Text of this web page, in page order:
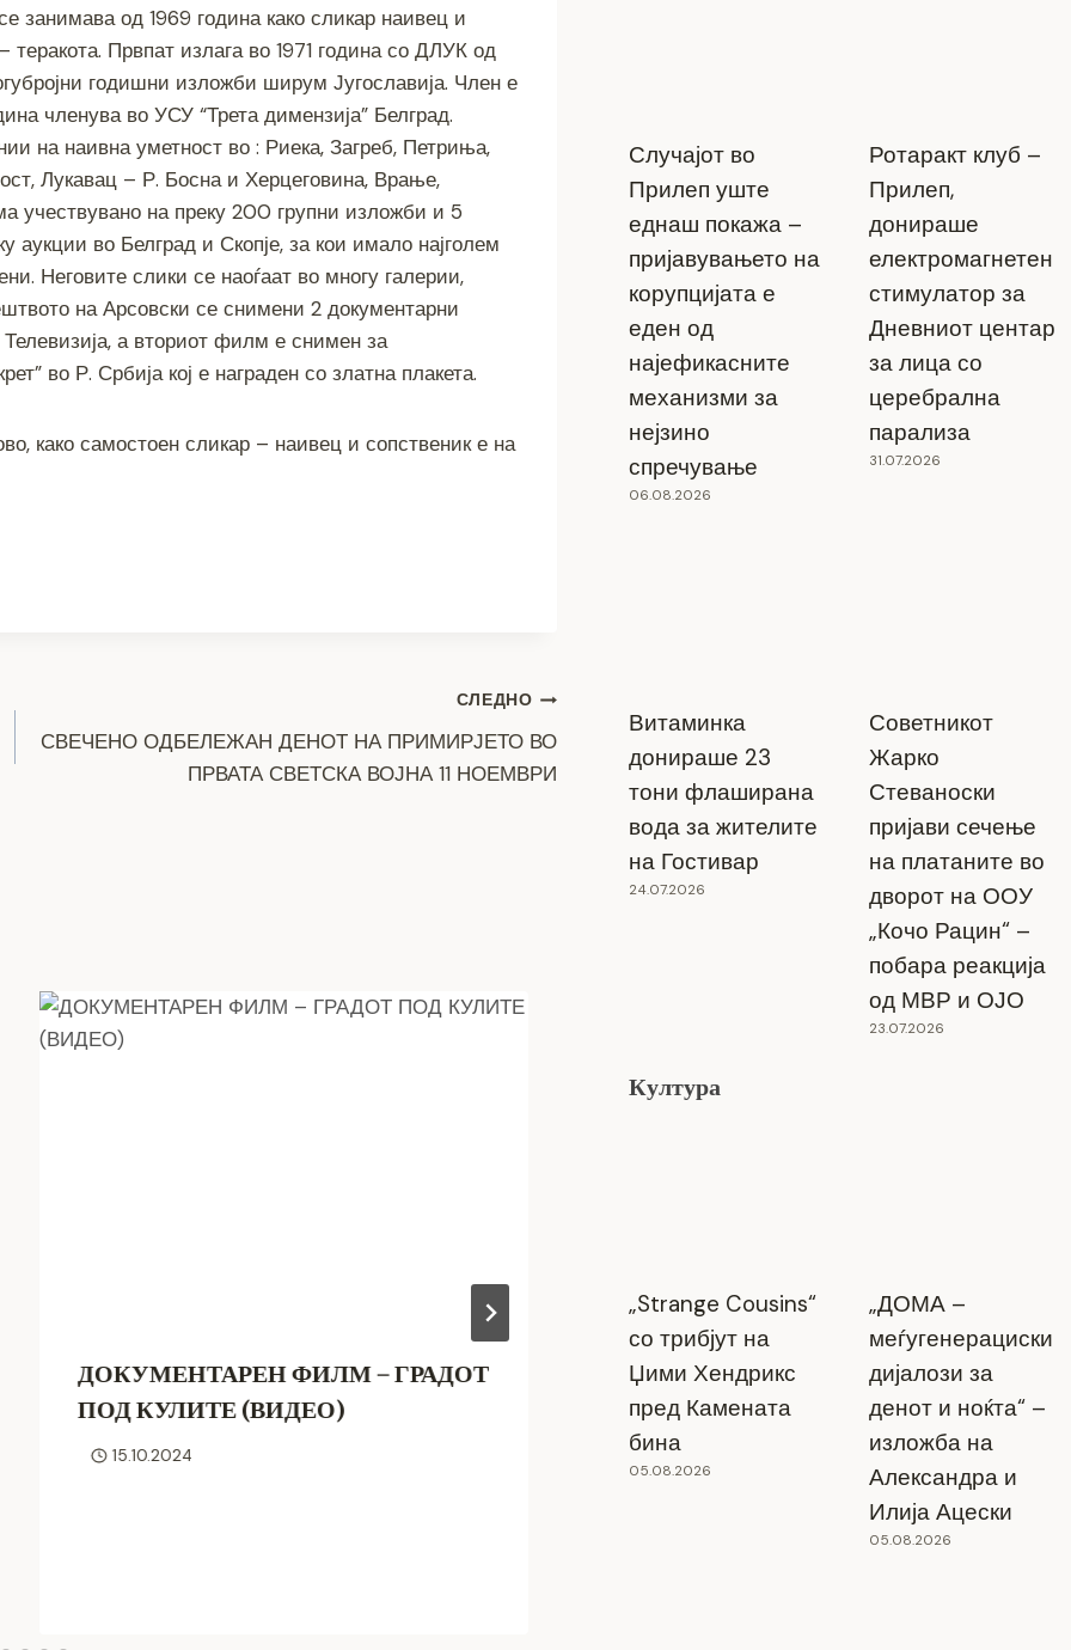
занимава од 1969 година како сликар наивец и
Првпат излага во 1971 година со ДЛУК од
годишни изложби ширум Југославија. Член е
членува во УСУ “Трета димензија” Белград.
на наивна уметност во : Риека, Загреб, Петриња,
Лукавац – Р. Босна и Херцеговина, Врање,
учествувано на преку 200 групни изложби и 5
аукции во Белград и Скопје, за кои имало најголем
Неговите слики се наоѓаат во многу галерии,
на Арсовски се снимени 2 документарни
а вториот филм е снимен за
во Р. Србија кој е награден со златна плакета.
како самостоен сликар – наивец и сопственик е на
СЛЕДНО
СВЕЧЕНО ОДБЕЛЕЖАН ДЕНОТ НА ПРИМИРЈЕТО ВО
ПРВАТА СВЕТСКА ВОЈНА 11 НОЕМВРИ
ДОКУМЕНТАРЕН ФИЛМ – ГРАДОТ
ПОД КУЛИТЕ (ВИДЕО)
15.10.2024
“Порти кон бескрајот” – самостојна
изложба на Илија Кочоски во Прилеп
08.07.2025
Случајот во
Прилеп уште
еднаш покажа –
пријавувањето на
корупцијата е
еден од
најефикасните
механизми за
нејзино
спречување
06.08.2026
Ротаракт клуб –
Прилеп,
донираше
електромагнетен
стимулатор за
Дневниот центар
за лица со
церебрална
парализа
31.07.2026
Витаминка
донираше 23
тони флаширана
вода за жителите
на Гостивар
24.07.2026
Советникот
Жарко
Стеваноски
пријави сечење
на платаните во
дворот на ООУ
„Кочо Рацин“ –
побара реакција
од МВР и ОЈО
23.07.2026
Култура
„Strange Cousins“
со трибјут на
Џими Хендрикс
пред Камената
бина
05.08.2026
„ДОМА –
меѓугенерациски
дијалози за
денот и ноќта“ –
изложба на
Александра и
Илија Ацески
05.08.2026